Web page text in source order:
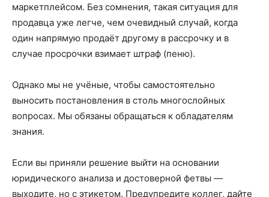
маркетплейсом. Без сомнения, такая ситуация для
продавца уже легче, чем очевидный случай, когда
один напрямую продаёт другому в рассрочку и в
случае просрочки взимает штраф (пеню).
Однако мы не учёные, чтобы самостоя­тельно
выносить постановления в столь многослойных
вопросах. Мы обязаны обращаться к обладателям
знания.
Если вы приняли решение выйти на основании
юридического анализа и достоверной фетвы —
выходите, но с этикетом. Предупредите коллег, дайте